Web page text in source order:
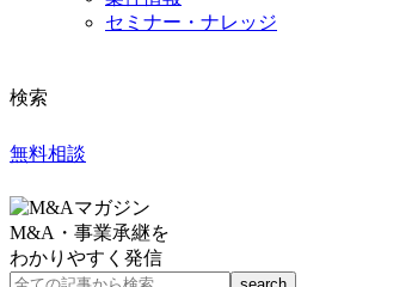
セミナー・ナレッジ
検索
無料相談
M&A・事業承継を
わかりやすく発信